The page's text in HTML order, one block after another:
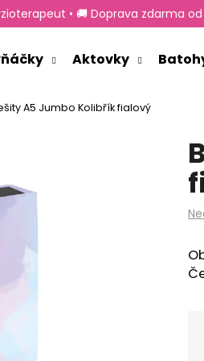
• 🚚 Doprava zdarma od
Aktovky
A5 Jumbo Kolibřík fialový
je
0,0